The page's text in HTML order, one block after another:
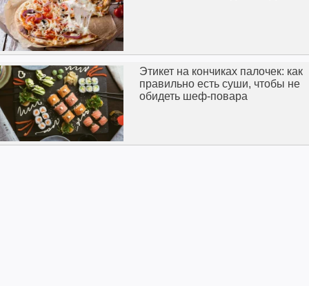
Этикет на кончиках палочек: как
правильно есть суши, чтобы не
обидеть шеф-повара